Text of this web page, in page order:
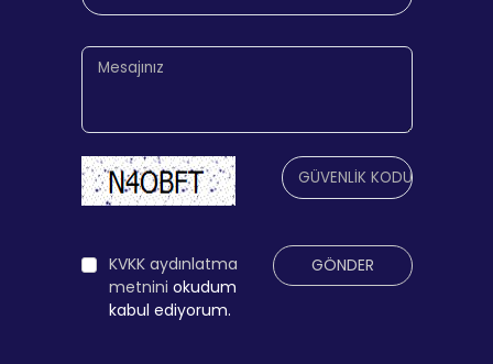
KVKK aydınlatma
metnini okudum
kabul ediyorum.
GÖNDER